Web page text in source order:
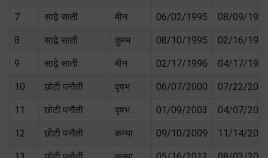
7 साढ़े साती मीन 06/02/1995 08/09/
8 साढ़े साती कुम्भ 08/10/1995 02/16/
9 साढ़े साती मीन 02/17/1996 04/17/
10 छोटी पनौती वृषभ 06/07/2000 07/22/
11 छोटी पनौती वृषभ 01/09/2003 04/07/
12 छोटी पनौती कन्या 09/10/2009 11/14/